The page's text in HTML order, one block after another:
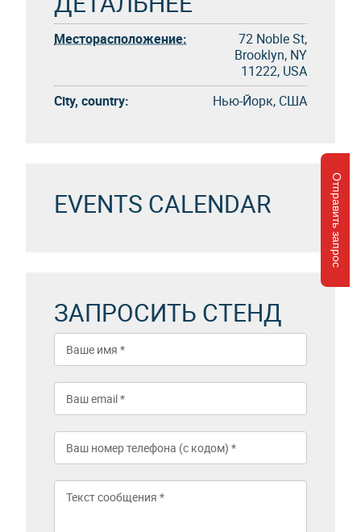
Отправить запрос
Месторасположение:
72 Noble St,
Brooklyn, NY
11222, USA
City, country:
Нью-Йорк, США
EVENTS CALENDAR
ЗАПРОСИТЬ СТЕНД